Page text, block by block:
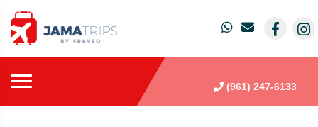
(961) 247-6133